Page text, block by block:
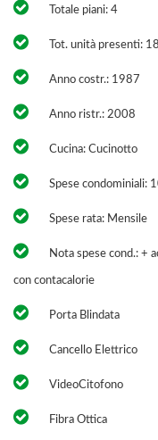
Totale piani: 4
Tot. unità presenti: 18
Anno costr.: 1987
Anno ristr.: 2008
Cucina: Cucinotto
Spese condominiali:
Spese rata: Mensile
Nota spese cond.: +
con contacalorie
Porta Blindata
Cancello Elettrico
VideoCitofono
Fibra Ottica